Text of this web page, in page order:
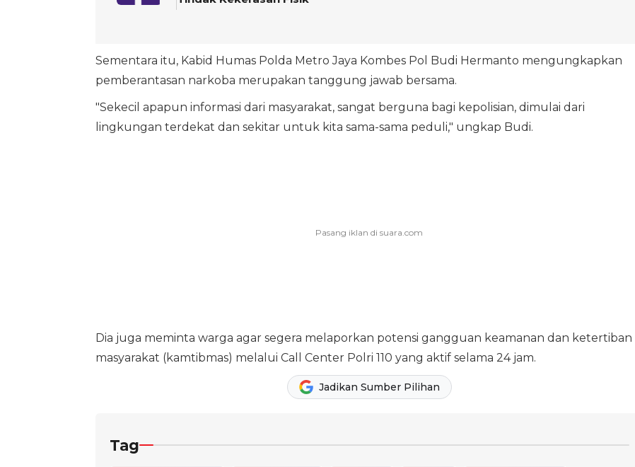
Sementara itu, Kabid Humas Polda Metro Jaya Kombes Pol Budi Hermanto mengungkapkan
pemberantasan narkoba merupakan tanggung jawab bersama.
"Sekecil apapun informasi dari masyarakat, sangat berguna bagi kepolisian, dimulai dari
lingkungan terdekat dan sekitar untuk kita sama-sama peduli," ungkap Budi.
Dia juga meminta warga agar segera melaporkan potensi gangguan keamanan dan ketertiban
masyarakat (kamtibmas) melalui Call Center Polri 110 yang aktif selama 24 jam.
Jadikan Sumber Pilihan
Tag